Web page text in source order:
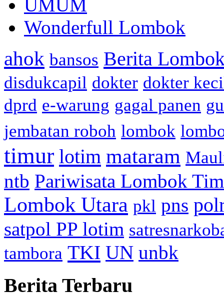
UMUM
Wonderfull Lombok
ahok bansos Berita
disdukcapil dokter dokter
dprd e-warung gagal panen
jembatan roboh lombok
timur lotim mataram
ntb Pariwisata Lombok
Lombok Utara pkl pns
satpol PP lotim
tambora TKI UN unbk
Berita Terbaru